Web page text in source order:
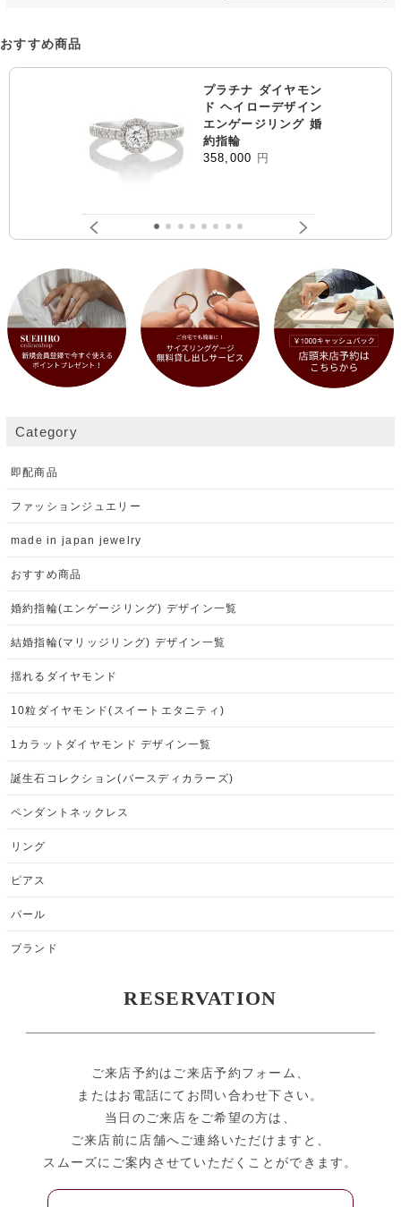
おすすめ商品
プラチナ ダイヤモン
ド ヘイローデザイン
エンゲージリング 婚
約指輪
358,000 円
Category
即配商品
ファッションジュエリー
made in japan jewelry
おすすめ商品
婚約指輪(エンゲージリング) デザイン一覧
結婚指輪(マリッジリング) デザイン一覧
揺れるダイヤモンド
10粒ダイヤモンド(スイートエタニティ)
1カラットダイヤモンド デザイン一覧
誕生石コレクション(バースディカラーズ)
ペンダントネックレス
リング
ピアス
パール
ブランド
RESERVATION
ご来店予約はご来店予約フォーム、
またはお電話にてお問い合わせ下さい。
当日のご来店をご希望の方は、
ご来店前に店舗へご連絡いただけますと、
スムーズにご案内させていただくことができます。